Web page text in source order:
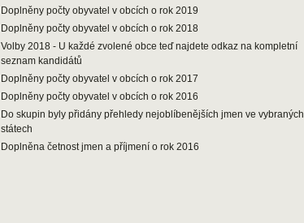
Doplněny počty obyvatel v obcích o rok 2019
Doplněny počty obyvatel v obcích o rok 2018
Volby 2018 - U každé zvolené obce teď najdete odkaz na kompletní
seznam kandidátů
Doplněny počty obyvatel v obcích o rok 2017
Doplněny počty obyvatel v obcích o rok 2016
Do skupin byly přidány přehledy nejoblíbenějších jmen ve vybraných
státech
Doplněna četnost jmen a příjmení o rok 2016